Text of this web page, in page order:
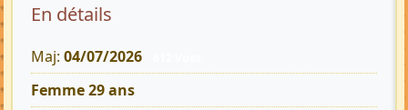
En détails
Maj: 04/07/2026
Femme 29 ans